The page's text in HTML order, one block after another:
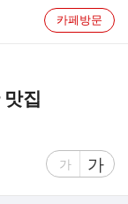
카페방문
집
글
가
글
자
가